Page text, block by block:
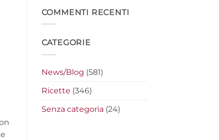
fresche
e
Cena
etnica
e
famiglia
COMMENTI RECENTI
CATEGORIE
News/Blog (581)
Ricette (346)
Senza categoria (24)